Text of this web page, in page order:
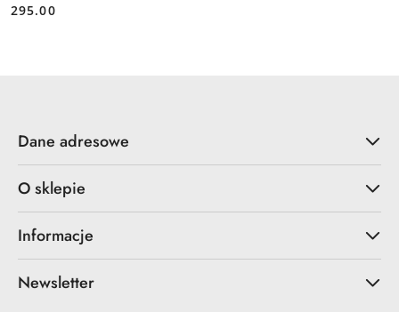
Cena:
295.00
Dane adresowe
O sklepie
Informacje
Newsletter